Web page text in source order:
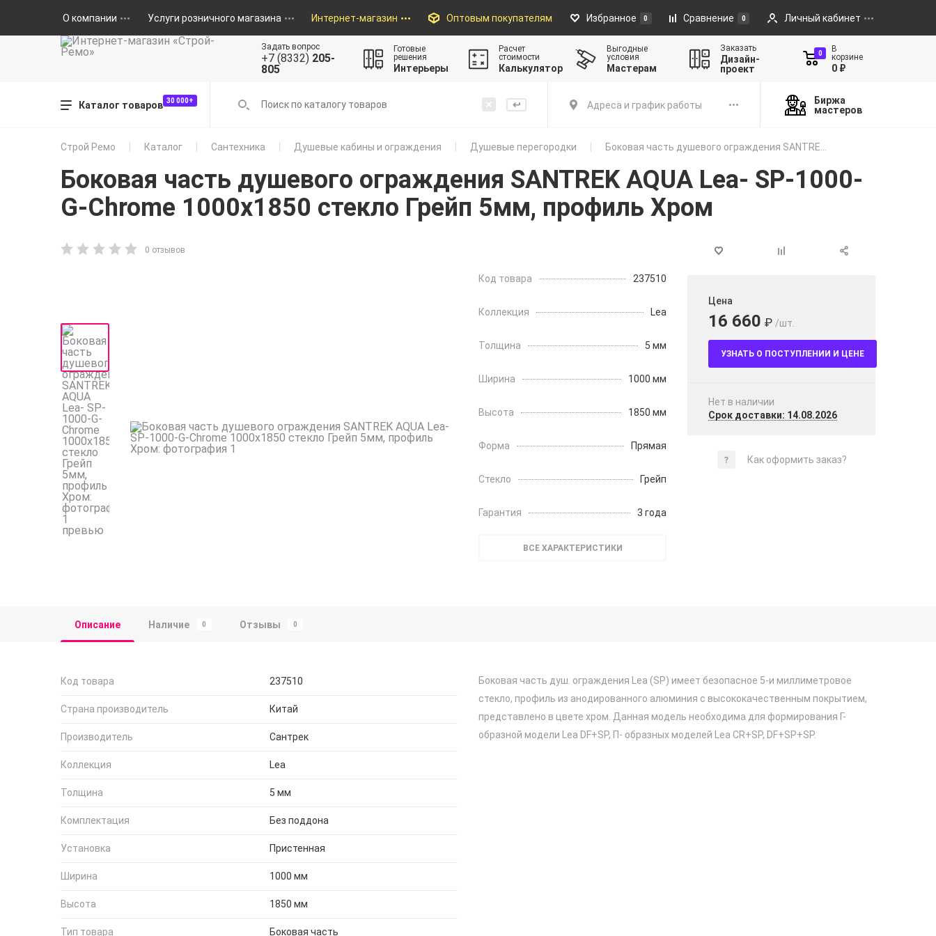
О компании Услуги розничного магазина Интернет-магазин Оптовым покупателям Избранное 0 Сравнение 0 Личный кабинет
Задать вопрос
+7 (8332) 205-
805
Готовые
решения
Интерьеры
Расчет
стоимости
Калькулятор
Выгодные
условия
Мастерам
Заказать
Дизайн-
проект
0
В
корзине
0 ₽
Каталог товаров 30 000+ Адреса и график работы
Биржа
мастеров
Строй Ремо Каталог Сантехника Душевые кабины и ограждения Душевые перегородки Боковая часть душевого ограждения SANTRE...
Боковая часть душевого ограждения SANTREK AQUA Lea- SP-1000-
G-Chrome 1000х1850 стекло Грейп 5мм, профиль Хром
0 отзывов
Код товара 237510
Коллекция Lea
Толщина 5 мм
Ширина 1000 мм
Высота 1850 мм
Форма Прямая
Стекло Грейп
Гарантия 3 года
ВСЕ ХАРАКТЕРИСТИКИ
Цена
16 660 ₽ /шт.
УЗНАТЬ О ПОСТУПЛЕНИИ И ЦЕНЕ
Нет в наличии
Срок доставки: 14.08.2026
Как оформить заказ?
Описание Наличие 0 Отзывы 0
Код товара 237510
Страна производитель Китай
Производитель Сантрек
Коллекция Lea
Толщина 5 мм
Комплектация Без поддона
Установка Пристенная
Ширина 1000 мм
Высота 1850 мм
Тип товара Боковая часть
Боковая часть душ. ограждения Lea (SP) имеет безопасное 5-и миллиметровое
стекло, профиль из анодированного алюминия с высококачественным покрытием,
представлено в цвете хром. Данная модель необходима для формирования Г-
образной модели Lea DF+SP, П- образных моделей Lea CR+SP, DF+SP+SP.